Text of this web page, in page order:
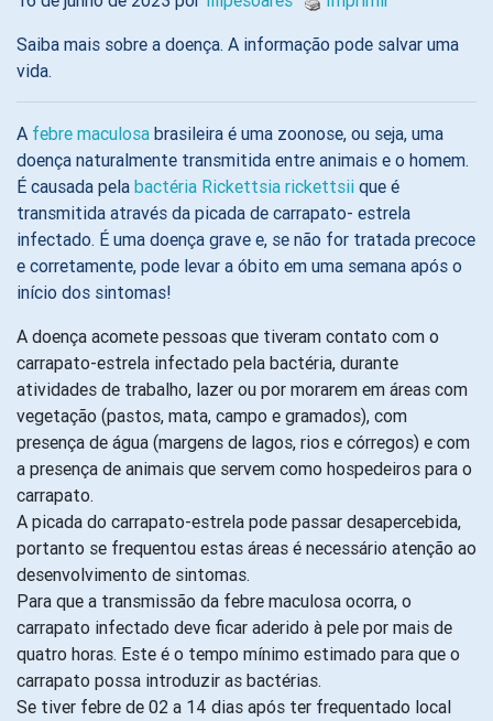
Saiba mais sobre a doença. A informação pode salvar uma
vida.
A febre maculosa brasileira é uma zoonose, ou seja, uma
doença naturalmente transmitida entre animais e o homem.
É causada pela bactéria Rickettsia rickettsii que é
transmitida através da picada de carrapato- estrela
infectado. É uma doença grave e, se não for tratada precoce
e corretamente, pode levar a óbito em uma semana após o
início dos sintomas!
A doença acomete pessoas que tiveram contato com o
carrapato-estrela infectado pela bactéria, durante
atividades de trabalho, lazer ou por morarem em áreas com
vegetação (pastos, mata, campo e gramados), com
presença de água (margens de lagos, rios e córregos) e com
a presença de animais que servem como hospedeiros para o
carrapato.
A picada do carrapato-estrela pode passar desapercebida,
portanto se frequentou estas áreas é necessário atenção ao
desenvolvimento de sintomas.
Para que a transmissão da febre maculosa ocorra, o
carrapato infectado deve ficar aderido à pele por mais de
quatro horas. Este é o tempo mínimo estimado para que o
carrapato possa introduzir as bactérias.
Se tiver febre de 02 a 14 dias após ter frequentado local